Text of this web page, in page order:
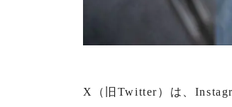
X（旧Twitter）は、